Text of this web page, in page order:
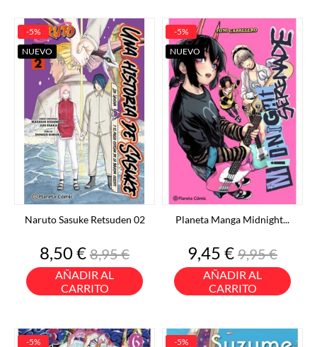
Naruto Sasuke Retsuden 02
Precio
8,50 €Precio
base
8,95 €
AÑADIR AL
CARRITO
-5%
NUEVO
Planeta Manga Midnight...
Precio
9,45 €Precio
base
9,95 €
AÑADIR AL
CARRITO
-5%
NUEVO
-5%
-5%